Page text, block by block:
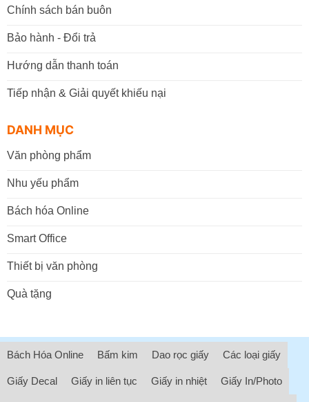
Chính sách bán buôn
Bảo hành - Đổi trả
Hướng dẫn thanh toán
Tiếp nhận & Giải quyết khiếu nại
DANH MỤC
Văn phòng phẩm
Nhu yếu phẩm
Bách hóa Online
Smart Office
Thiết bị văn phòng
Quà tặng
Bách Hóa Online Bấm kim Dao rọc giấy Các loại giấy
Giấy Decal Giấy in liên tục Giấy in nhiệt Giấy In/Photo